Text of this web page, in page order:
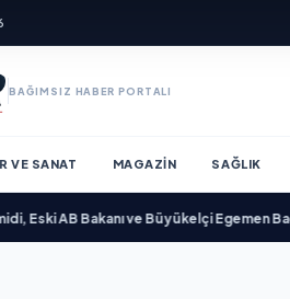
BAĞIMSIZ HABER PORTALI
VE SANAT MAGAZIN SAĞLIK
AB Bakanı ve Büyükelçi Egemen Bağış